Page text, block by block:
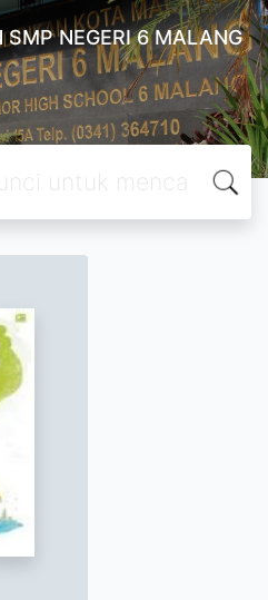
SMP NEGERI 6 MALANG